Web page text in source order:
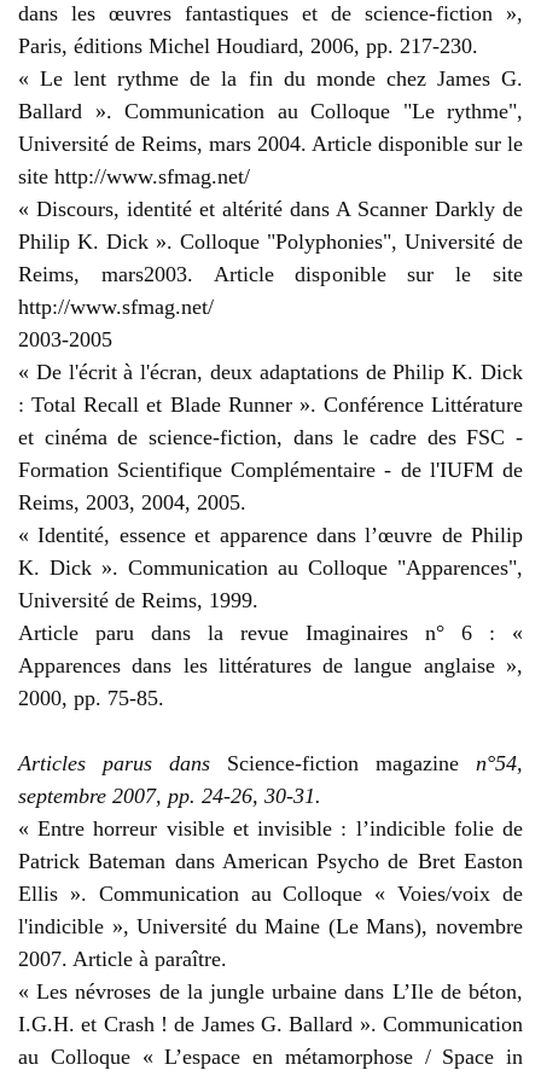
dans les œuvres fantastiques et de science-fiction »,
Paris, éditions Michel Houdiard, 2006, pp. 217-230.
« Le lent rythme de la fin du monde chez James G.
Ballard ». Communication au Colloque "Le rythme",
Université de Reims, mars 2004. Article disponible sur le
site http://www.sfmag.net/
« Discours, identité et altérité dans A Scanner Darkly de
Philip K. Dick ». Colloque "Polyphonies", Université de
Reims, mars2003. Article disponible sur le site
http://www.sfmag.net/
2003-2005
« De l'écrit à l'écran, deux adaptations de Philip K. Dick
: Total Recall et Blade Runner ». Conférence Littérature
et cinéma de science-fiction, dans le cadre des FSC -
Formation Scientifique Complémentaire - de l'IUFM de
Reims, 2003, 2004, 2005.
« Identité, essence et apparence dans l’œuvre de Philip
K. Dick ». Communication au Colloque "Apparences",
Université de Reims, 1999.
Article paru dans la revue Imaginaires n° 6 : «
Apparences dans les littératures de langue anglaise »,
2000, pp. 75-85.
Articles parus dans Science-fiction magazine n°54,
septembre 2007, pp. 24-26, 30-31.
« Entre horreur visible et invisible : l’indicible folie de
Patrick Bateman dans American Psycho de Bret Easton
Ellis ». Communication au Colloque « Voies/voix de
l'indicible », Université du Maine (Le Mans), novembre
2007. Article à paraître.
« Les névroses de la jungle urbaine dans L’Ile de béton,
I.G.H. et Crash ! de James G. Ballard ». Communication
au Colloque « L’espace en métamorphose / Space in